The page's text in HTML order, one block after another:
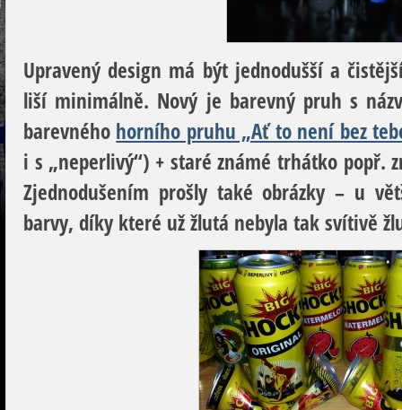
Upravený design má být jednodušší a
liší minimálně. Nový je barevný pruh s
barevného horního pruhu „Ať to není bez
i s „neperlivý“) + staré známé trhátko popř.
Zjednodušením prošly také obrázky – u
barvy, díky které už žlutá nebyla tak svítivě